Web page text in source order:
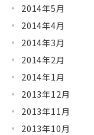
2014年5月
2014年4月
2014年3月
2014年2月
2014年1月
2013年12月
2013年11月
2013年10月